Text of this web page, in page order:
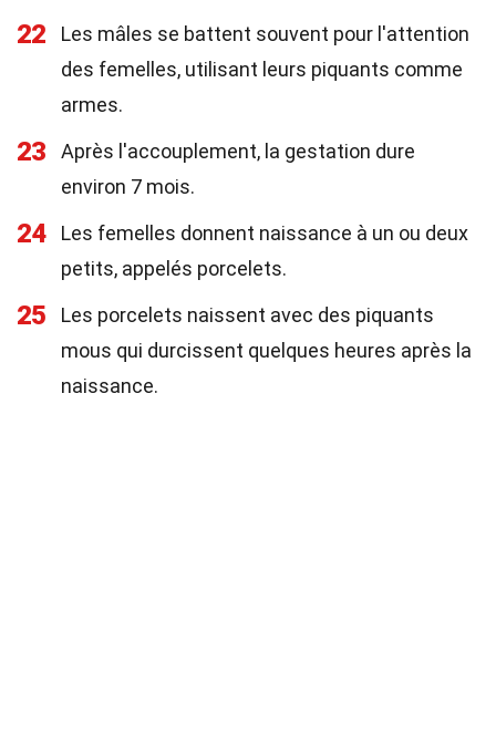
22
Les mâles se battent souvent pour l'attention
des femelles, utilisant leurs piquants comme
armes.
23
Après l'accouplement, la gestation dure
environ 7 mois.
24
Les femelles donnent naissance à un ou deux
petits, appelés porcelets.
25
Les porcelets naissent avec des piquants
mous qui durcissent quelques heures après la
naissance.